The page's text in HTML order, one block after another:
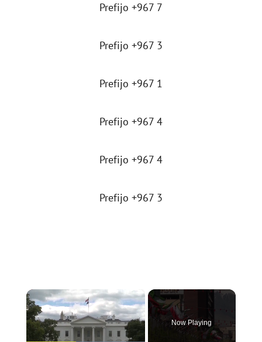
Prefijo +967 7
Prefijo +967 3
Prefijo +967 1
Prefijo +967 4
Prefijo +967 4
Prefijo +967 3
×
Now Playing